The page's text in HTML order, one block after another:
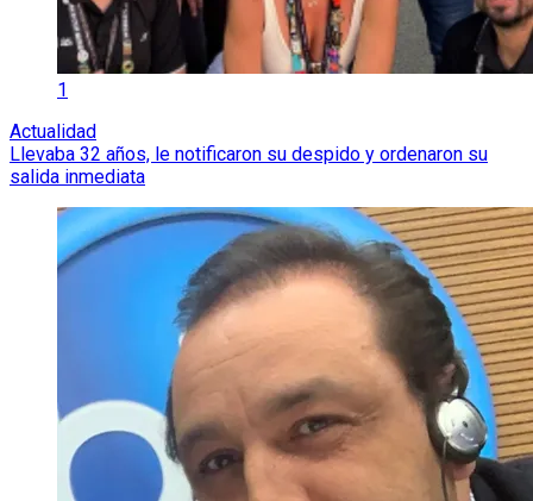
1
Actualidad
Llevaba 32 años, le notificaron su despido y ordenaron su
salida inmediata